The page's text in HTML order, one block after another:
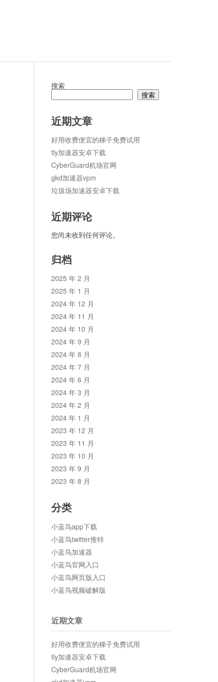
搜索
搜索
近期文章
好用收费便宜的梯子免费试用
tly加速器安卓下载
CyberGuard机场官网
gkd加速器vpm
垃圾场加速器安卓下载
近期评论
您尚未收到任何评论。
归档
2025 年 2 月
2025 年 1 月
2024 年 12 月
2024 年 11 月
2024 年 10 月
2024 年 9 月
2024 年 8 月
2024 年 7 月
2024 年 6 月
2024 年 3 月
2024 年 2 月
2024 年 1 月
2023 年 12 月
2023 年 11 月
2023 年 10 月
2023 年 9 月
2023 年 8 月
分类
小蓝鸟app下载
小蓝鸟twitter推特
小蓝鸟加速器
小蓝鸟官网入口
小蓝鸟网页版入口
小蓝鸟视频破解版
近期文章
好用收费便宜的梯子免费试用
tly加速器安卓下载
CyberGuard机场官网